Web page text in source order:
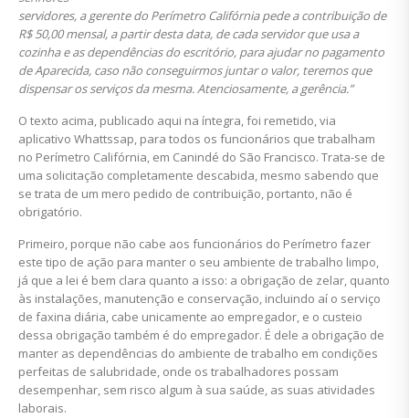
servidores, a gerente do Perímetro Califórnia pede a contribuição de
R$ 50,00 mensal, a partir desta data, de cada servidor que usa a
cozinha e as dependências do escritório, para ajudar no pagamento
de Aparecida, caso não conseguirmos juntar o valor, teremos que
dispensar os serviços da mesma. Atenciosamente, a gerência.”
O texto acima, publicado aqui na íntegra, foi remetido, via
aplicativo Whattssap, para todos os funcionários que trabalham
no Perímetro Califórnia, em Canindé do São Francisco. Trata-se de
uma solicitação completamente descabida, mesmo sabendo que
se trata de um mero pedido de contribuição, portanto, não é
obrigatório.
Primeiro, porque não cabe aos funcionários do Perímetro fazer
este tipo de ação para manter o seu ambiente de trabalho limpo,
já que a lei é bem clara quanto a isso: a obrigação de zelar, quanto
às instalações, manutenção e conservação, incluindo aí o serviço
de faxina diária, cabe unicamente ao empregador, e o custeio
dessa obrigação também é do empregador. É dele a obrigação de
manter as dependências do ambiente de trabalho em condições
perfeitas de salubridade, onde os trabalhadores possam
desempenhar, sem risco algum à sua saúde, as suas atividades
laborais.